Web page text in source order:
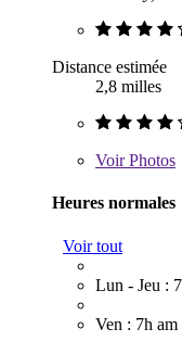
Distance estimée
2,8 milles
VoirPhotos
Heures normales
Voir tout
Lun - Jeu :
Ven : 7h am